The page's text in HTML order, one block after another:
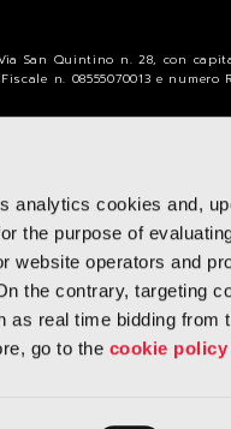
analytics cookies and,
the purpose of
website operators and
the contrary, targeting
as real time bidding
go to the cookie policy
San Quintino n. 28, con
n. 08555070013 e numero